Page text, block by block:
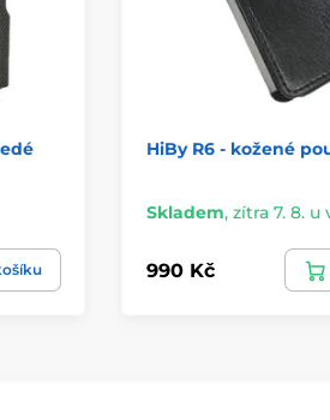
HiBy R6 - kožené
Skladem, zítra 7. 8. u
990 Kč